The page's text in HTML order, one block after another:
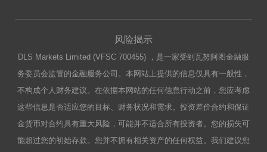
风险揭示
DLS Markets Limited (VFSC 700455) ，是一家受到瓦努阿图金融服
务委员会监管的金融服务公司。本网站上提供的信息仅具有一般性，
不构成个人财务建议。在依据本网站的任何信息行动之前，您应考虑
这些信息是否适应您的目标、财务状况和需求。投资差价合约和保证
金货币对合约具有重大风险，可能并不适合所有投资者。您的损失可
能超过您的初始存款。您并不拥有相关资产的任何权益。我们建议您